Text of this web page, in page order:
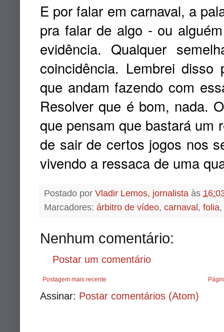
E por falar em carnaval, a
pra falar de algo - ou
evidência. Qualquer
coincidência. Lembrei
que andam fazendo com
Resolver que é bom, nada.
que pensam que bastará um
de sair de certos jogos nos
vivendo a ressaca de uma
Postado por Vladir Lemos, jornalista às
Marcadores: árbitro de vídeo, carnaval, folia,
Nenhum comentário:
Postar um comentário
Postagem mais recente
Assinar: Postar comentários (Atom)